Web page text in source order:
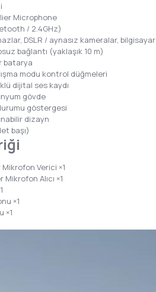
Microphone
/ 2.4GHz)
DSLR / aynasız kameralar, bilgisayar
bağlantı (yaklaşık 10 m)
batarya
modu kontrol düğmeleri
dijital ses kaydı
gövde
göstergesi
dizayn
başı)
Verici ×1
Alıcı ×1
×1
×1